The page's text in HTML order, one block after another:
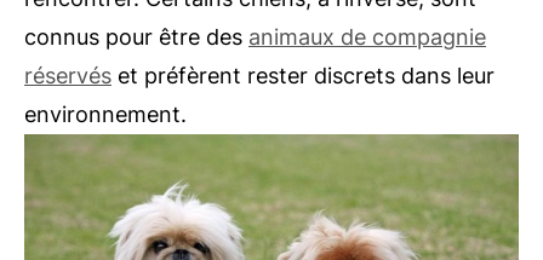
connus pour être des animaux de compagnie
réservés et préfèrent rester discrets dans leur
environnement.